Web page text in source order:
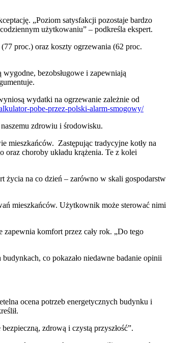
„Poziom satysfakcji pozostaje bardzo
użytkowaniu” – podkreśla ekspert.
proc.) oraz koszty ogrzewania (62 proc.
bezobsługowe i zapewniają
wydatki na ogrzewanie zależnie od
pobe-przez-polski-alarm-smogowy/
zdrowiu i środowisku.
mieszkańców. Zastępując tradycyjne kotły na
choroby układu krążenia. Te z kolei
życia na co dzień – zarówno w skali gospodarstw
mieszkańców. Użytkownik może sterować nimi
komfort przez cały rok. „Do tego
co pokazało niedawne badanie opinii
ocena potrzeb energetycznych budynku i
zdrową i czystą przyszłość”.